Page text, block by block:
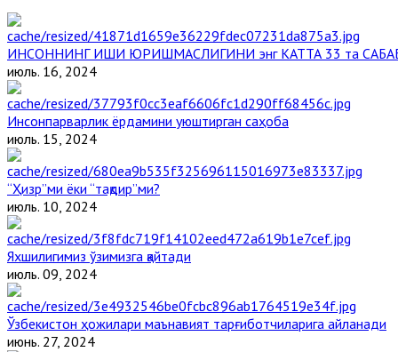
ИНСОННИНГ ИШИ ЮРИШМАСЛИГИНИ энг КАТТА 33 та
июль. 16, 2024
Инсонпарварлик ёрдамини уюштирган саҳоба
июль. 15, 2024
“Ҳизр”ми ёки “тақдир”ми?
июль. 10, 2024
Яхшилигимиз ўзимизга қайтади
июль. 09, 2024
Ўзбекистон ҳожилари маънавият тарғиботчиларига айланади
июнь. 27, 2024